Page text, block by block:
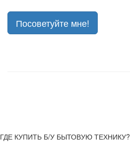
Посоветуйте мне!
ГДЕ КУПИТЬ Б/У БЫТОВУЮ ТЕХНИКУ?